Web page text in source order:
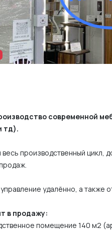
современной
тд).
весь производственный цикл,
⁣⁣⠀
удалённо, а также
в продажу:
помещение 140 м2